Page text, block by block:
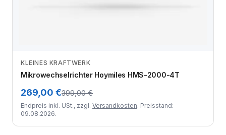
Zum Angebot
KLEINES KRAFTWERK
Mikrowechselrichter Hoymiles HMS-2000-4T
269,00 €399,00 €
Endpreis inkl. USt., zzgl. Versandkosten. Preisstand:
09.08.2026.